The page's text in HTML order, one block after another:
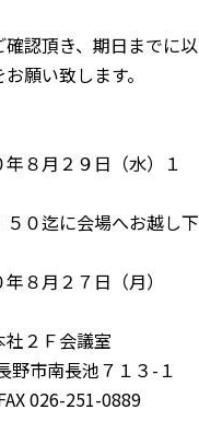
認頂き、期日までに以
願い致します。
２９日（水）１
へお越し下
７日（月）
２Ｆ会議室
長池７１３-１
251-0889